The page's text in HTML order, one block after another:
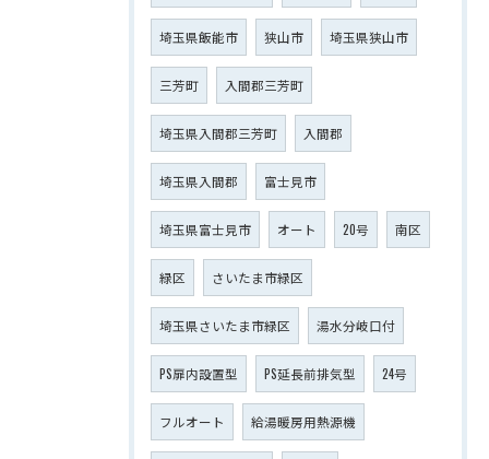
埼玉県飯能市 狭山市 埼玉県狭山市
三芳町 入間郡三芳町
埼玉県入間郡三芳町 入間郡
埼玉県入間郡 富士見市
埼玉県富士見市 オート 20号 南区
緑区 さいたま市緑区
埼玉県さいたま市緑区 湯水分岐口付
PS扉内設置型 PS延長前排気型 24号
フルオート 給湯暖房用熱源機